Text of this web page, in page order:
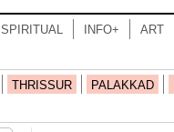
SPIRITUAL INFO+ ART
THRISSUR PALAKKAD